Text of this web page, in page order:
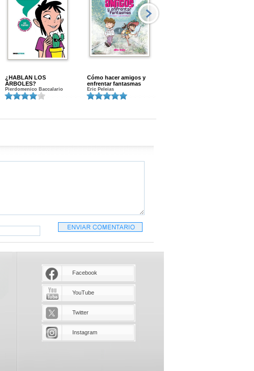
¿HABLAN LOS
ÁRBOLES?
Pierdomenico Baccalario
Cómo hacer amigos y
enfrentar fantasmas
Eric Peleias
Facebook
YouTube
Twitter
Instagram